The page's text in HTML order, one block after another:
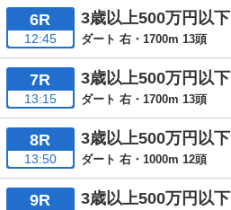
6R
12:45
3歳以上500万円以下
ダート 右・1700m 13頭
7R
13:15
3歳以上500万円以下
ダート 右・1700m 13頭
8R
13:50
3歳以上500万円以下
ダート 右・1000m 12頭
9R 3歳以上500万円以下